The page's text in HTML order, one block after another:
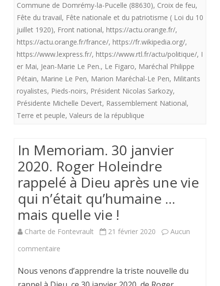
Jeanne
d
‘Arc
et
royalistes.
Commune de Domrémy-la-Pucelle (88630), Croix de feu,
Fête du travail, Fête nationale et du patriotisme ( Loi du 10
juillet 1920), Front national, https://actu.orange.fr/,
https://actu.orange.fr/france/, https://fr.wikipedia.org/,
https://www.lexpress.fr/, https://www.rtl.fr/actu/politique/, I
er Mai, Jean-Marie Le Pen., Le Figaro, Maréchal Philippe
Pétain, Marine Le Pen, Marion Maréchal-Le Pen, Militants
royalistes, Pieds-noirs, Président Nicolas Sarkozy,
Présidente Michelle Devert, Rassemblement National,
Terre et peuple, Valeurs de la république
In Memoriam. 30 janvier
2020. Roger Holeindre
rappelé à Dieu après une vie
qui n’était qu’humaine …
mais quelle vie !
Charte de Fontevrault 21 février 2020
Aucun
commentaire
Memoriam.
Nous venons d’apprendre la triste nouvelle du